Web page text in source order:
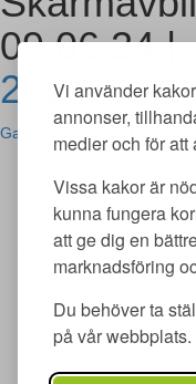
Vi använder
annonser,
medier och för
Vissa kakor är
kunna fungera
att ge dig en
marknadsföring
Du behöver ta
på vår webbplats.
09.06.24 |
2023-12-
Gabriela Mas 16
Merit utbildning AB |